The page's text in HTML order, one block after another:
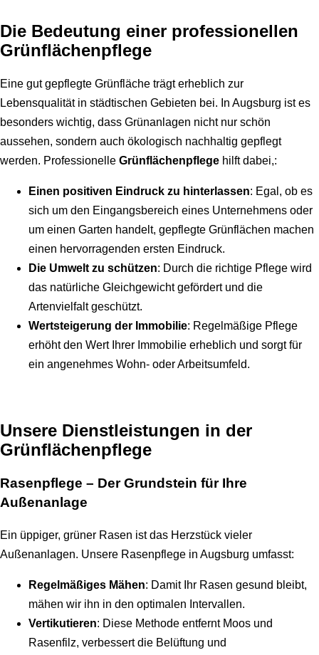
Die Bedeutung einer professionellen
Grünflächenpflege
Eine gut gepflegte Grünfläche trägt erheblich zur
Lebensqualität in städtischen Gebieten bei. In Augsburg ist es
besonders wichtig, dass Grünanlagen nicht nur schön
aussehen, sondern auch ökologisch nachhaltig gepflegt
werden. Professionelle Grünflächenpflege hilft dabei,:
Einen positiven Eindruck zu hinterlassen: Egal, ob es
sich um den Eingangsbereich eines Unternehmens oder
um einen Garten handelt, gepflegte Grünflächen machen
einen hervorragenden ersten Eindruck.
Die Umwelt zu schützen: Durch die richtige Pflege wird
das natürliche Gleichgewicht gefördert und die
Artenvielfalt geschützt.
Wertsteigerung der Immobilie: Regelmäßige Pflege
erhöht den Wert Ihrer Immobilie erheblich und sorgt für
ein angenehmes Wohn- oder Arbeitsumfeld.
Unsere Dienstleistungen in der
Grünflächenpflege
Rasenpflege – Der Grundstein für Ihre
Außenanlage
Ein üppiger, grüner Rasen ist das Herzstück vieler
Außenanlagen. Unsere Rasenpflege in Augsburg umfasst:
Regelmäßiges Mähen: Damit Ihr Rasen gesund bleibt,
mähen wir ihn in den optimalen Intervallen.
Vertikutieren: Diese Methode entfernt Moos und
Rasenfilz, verbessert die Belüftung und